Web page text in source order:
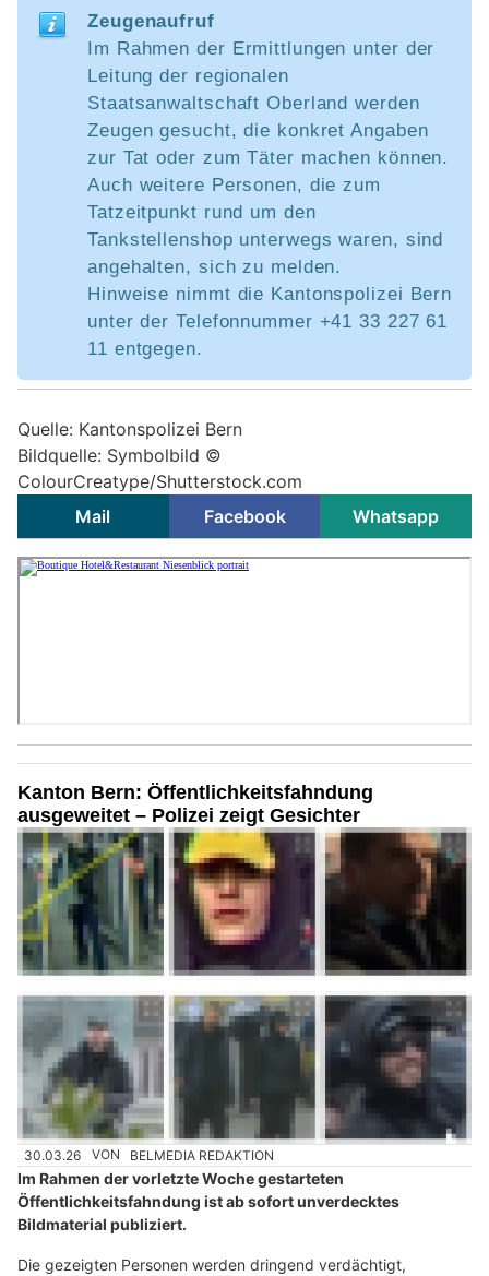
Zeugenaufruf
Im Rahmen der Ermittlungen unter der
Leitung der regionalen
Staatsanwaltschaft Oberland werden
Zeugen gesucht, die konkret Angaben
zur Tat oder zum Täter machen können.
Auch weitere Personen, die zum
Tatzeitpunkt rund um den
Tankstellenshop unterwegs waren, sind
angehalten, sich zu melden.
Hinweise nimmt die Kantonspolizei Bern
unter der Telefonnummer +41 33 227 61
11 entgegen.
Quelle: Kantonspolizei Bern
Bildquelle: Symbolbild ©
ColourCreatype/Shutterstock.com
Mail
Facebook Whatsapp
Kanton Bern: Öffentlichkeitsfahndung
ausgeweitet – Polizei zeigt Gesichter
30.03.26 VON BELMEDIA REDAKTION
Im Rahmen der vorletzte Woche gestarteten
Öffentlichkeitsfahndung ist ab sofort unverdecktes
Bildmaterial publiziert.
Die gezeigten Personen werden dringend verdächtigt,